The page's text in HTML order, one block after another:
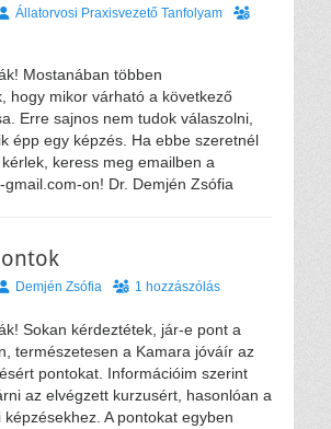
Állatorvosi Praxisvezető Tanfolyam
Mostanában többen
hogy mikor várható a következő
Erre sajnos nem tudok válaszolni,
épp egy képzés. Ha ebbe szeretnél
keress meg emailben a
gmail.com-on! Dr. Demjén Zsófia
Demjén Zsófia 1 hozzászólás
Sokan kérdeztétek, jár-e pont a
természetesen a Kamara jóváír az
pontokat. Információim szerint
az elvégzett kurzusért, hasonlóan a
A pontokat egyben